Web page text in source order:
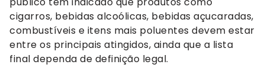
cigarros, bebidas alcoólicas, bebidas açucaradas,
combustíveis e itens mais poluentes devem estar
entre os principais atingidos, ainda que a lista
final dependa de definição legal.